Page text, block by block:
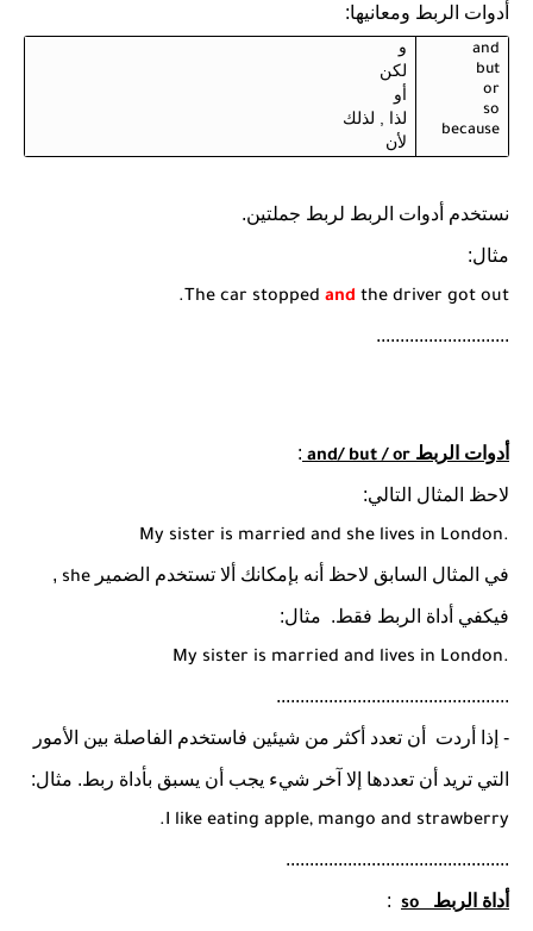
أدوات الربط ومعانيها:
and
but
or
so
because
و
لكن
أو
لذا , لذلك
لأن
نستخدم أدوات الربط لربط جملتين.
مثال:
The car stopped and the driver got out.
............................
أدوات الربط and/ but / or
:
لاحظ المثال التالي:
My sister is married and she lives in London.
في المثال السابق لاحظ أنه بإمكانك ألا تستخدم الضمير she
,
فيكفي أداة الربط فقط. مثال:
My sister is married and lives in London.
.................................................
- إذا أردت أن تعدد أكثر من شيئين فاستخدم الفاصلة بين الأمور
التي تريد أن تعددها إلا آخر شيء يجب أن يسبق بأداة ربط. مثال:
I like eating apple, mango and strawberry.
...............................................
أداة الربط so
: